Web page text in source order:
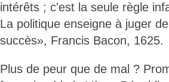
intérêts ; c'est la seule règle
La politique enseigne à juger
succès», Francis Bacon, 1625.
Plus de peur que de mal ?